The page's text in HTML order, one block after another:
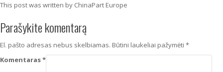
This post was written by ChinaPart Europe
Parašykite komentarą
El. pašto adresas nebus skelbiamas. Būtini laukeliai pažymėti *
Komentaras*